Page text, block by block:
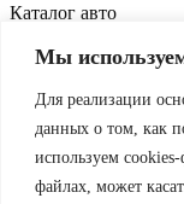
Мы
Для реализации
данных о том, как
используем
файлах, может
Каталог авто
Авто под заказ
Покупателю
Сервис
Контакты